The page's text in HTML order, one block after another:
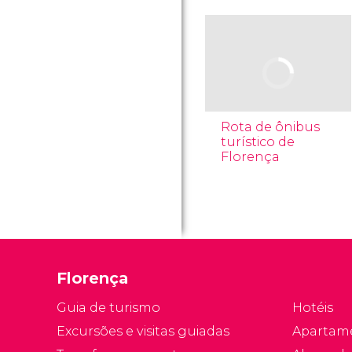
Rota de ônibus
turístico de
Florença
Florença
Guia de turismo
Excursões e visitas guiadas
Hotéis